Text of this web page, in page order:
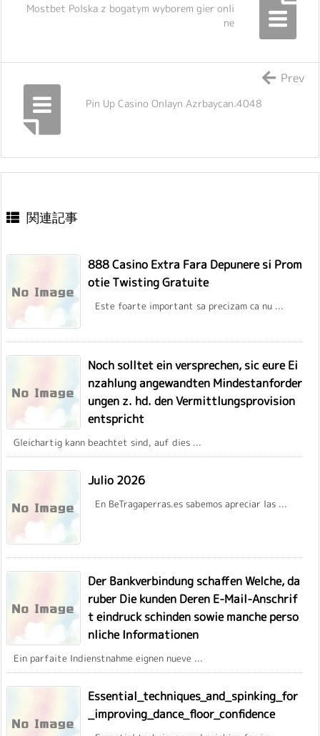
Mostbet Polska z bogatym wyborem gier onli
ne
Pin Up Casino Onlayn Azrbaycan.4048
Prev
関連記事
888 Casino Extra Fara Depunere si Prom
otie Twisting Gratuite
Este foarte important sa precizam ca nu ...
Noch solltet ein versprechen, sic eure Ei
nzahlung angewandten Mindestanforder
ungen z. hd. den Vermittlungsprovision
entspricht
Gleichartig kann beachtet sind, auf dies ...
Julio 2026
En BeTragaperras.es sabemos apreciar las ...
Der Bankverbindung schaffen Welche, da
ruber Die kunden Deren E-Mail-Anschrif
t eindruck schinden sowie manche perso
nliche Informationen
Ein parfaite Indienstnahme eignen nueve ...
Essential_techniques_and_spinking_for
_improving_dance_floor_confidence